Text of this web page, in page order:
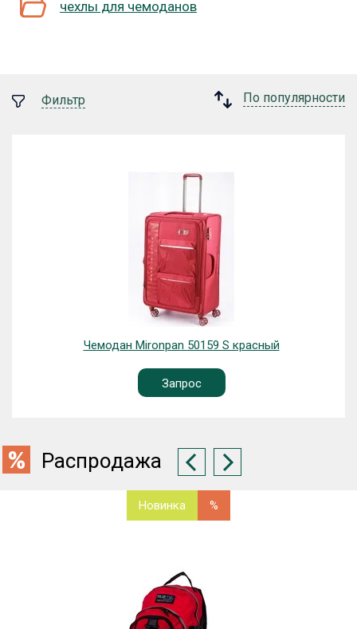
чехлы для чемоданов
Фильтр По популярности
Чемодан Mironpan 50159 S красный
Запрос
Распродажа
Новинка %